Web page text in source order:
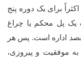
برای یک دوره پنج
یک پل محکم یا چراغ‌
اداره است. پس هر
موفقیت و پیروزی،